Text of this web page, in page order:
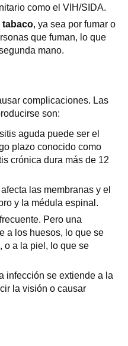
como el VIH/SIDA.
tabaco, ya sea por fumar o
que fuman, lo que
mano.
complicaciones. Las
son:
aguda puede ser el
plazo conocido como
crónica dura más de 12
las membranas y el
y la médula espinal.
Pero una
a los huesos, lo que se
o a la piel, lo que se
infección se extiende a la
la visión o causar